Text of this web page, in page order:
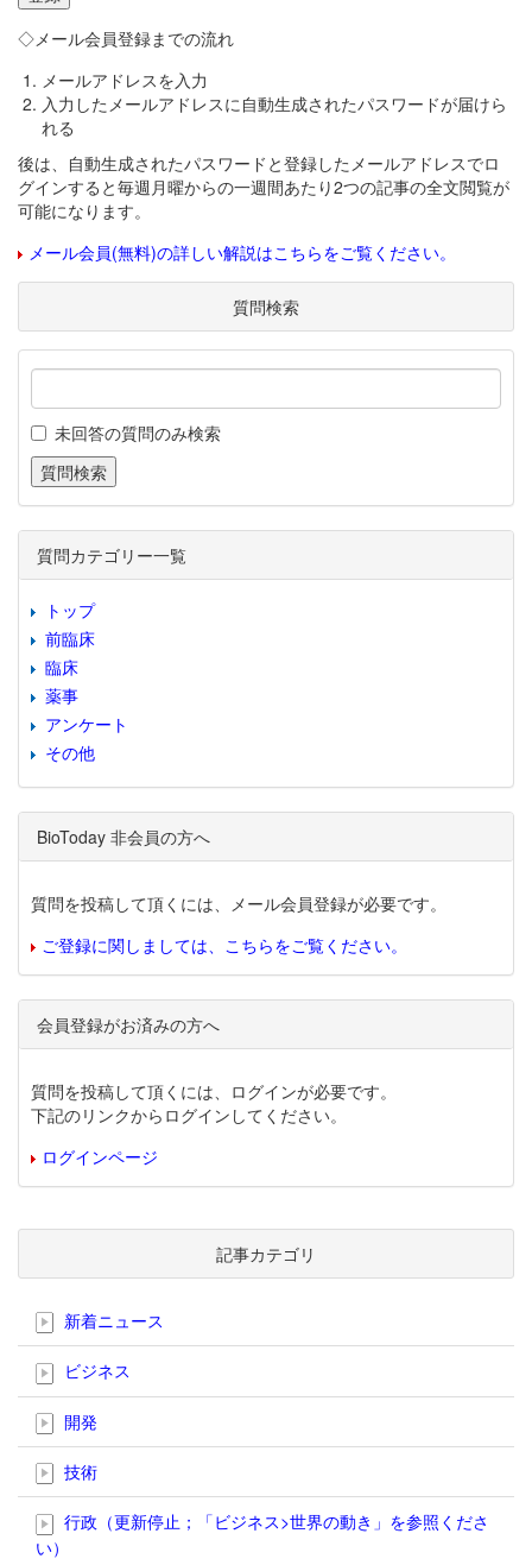
◇メール会員登録までの流れ
メールアドレスを入力
入力したメールアドレスに自動生成されたパスワードが届けら
れる
後は、自動生成されたパスワードと登録したメールアドレスでロ
グインすると毎週月曜からの一週間あたり2つの記事の全文閲覧が
可能になります。
メール会員(無料)の詳しい解説はこちらをご覧ください。
質問検索
未回答の質問のみ検索
質問カテゴリー一覧
トップ
前臨床
臨床
薬事
アンケート
その他
BioToday 非会員の方へ
質問を投稿して頂くには、メール会員登録が必要です。
ご登録に関しましては、こちらをご覧ください。
会員登録がお済みの方へ
質問を投稿して頂くには、ログインが必要です。
下記のリンクからログインしてください。
ログインページ
記事カテゴリ
新着ニュース
ビジネス
開発
技術
行政（更新停止；「ビジネス>世界の動き」を参照くださ
い）